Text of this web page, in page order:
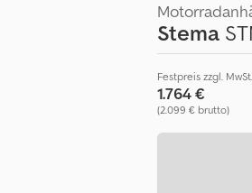
Stema
Festpreis zzgl. MwSt.
1.764 €
(2.099 € brutto)